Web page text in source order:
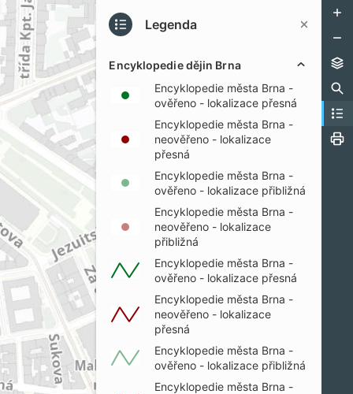
Legenda
Encyklopedie dějin Brna
Encyklopedie města Brna -
ověřeno - lokalizace přesná
Encyklopedie města Brna -
neověřeno - lokalizace
přesná
Encyklopedie města Brna -
ověřeno - lokalizace přibližná
Encyklopedie města Brna -
neověřeno - lokalizace
přibližná
Encyklopedie města Brna -
ověřeno - lokalizace přesná
Encyklopedie města Brna -
neověřeno - lokalizace
přesná
Encyklopedie města Brna -
ověřeno - lokalizace přibližná
Encyklopedie města Brna -